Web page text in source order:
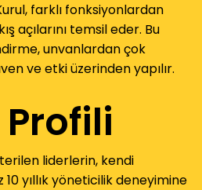
farklı fonksiyonlardan
açılarını temsil eder. Bu
unvanlardan çok
ve etki üzerinden yapılır.
liderlerin, kendi
yıllık yöneticilik deneyimine